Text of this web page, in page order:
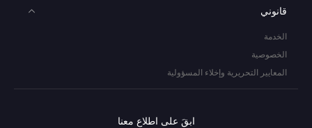
قانوني
الخدمة
الخصوصية
المعايير التحريرية وإخلاء المسؤولية
ابقَ على اطلاع معنا